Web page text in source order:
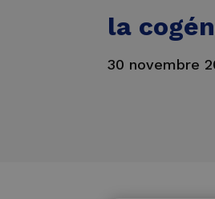
la
30 novembre